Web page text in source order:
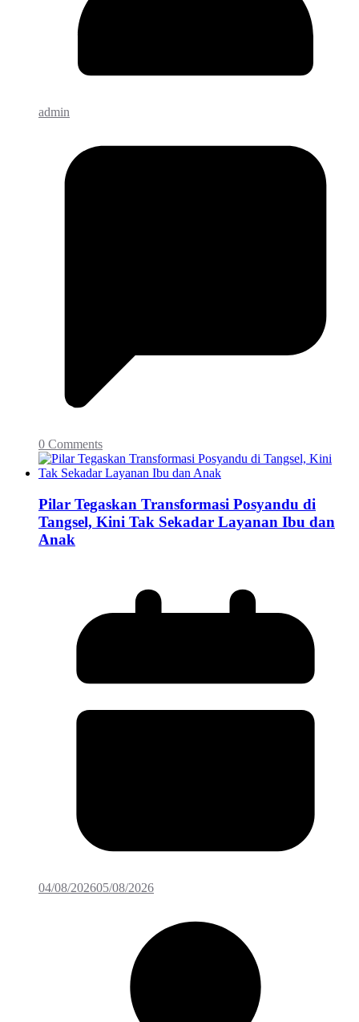
admin
0 Comments
Pilar Tegaskan Transformasi Posyandu di
Tangsel, Kini Tak Sekadar Layanan Ibu dan
Anak
04/08/202605/08/2026